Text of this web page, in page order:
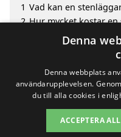
1 Vad kan en
2 Hur mycket kostar en
Fördelar med att
Sök efter en skicklig
städerna runt Trekanten
Copyright
Denna
Denna webbplats
användarupplevelsen.
du till alla cookies i
ACCEPTERA